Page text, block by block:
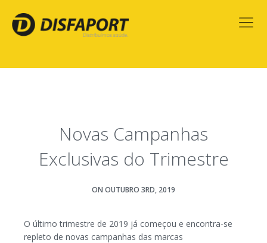
Novas Campanhas
Exclusivas do Trimestre
ON OUTUBRO 3RD, 2019
O último trimestre de 2019 já começou e encontra-se
repleto de novas campanhas das marcas